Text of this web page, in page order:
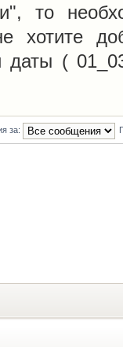
то
хотите
даты (
за: